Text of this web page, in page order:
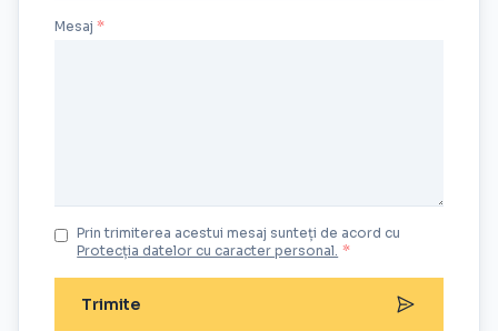
Mesaj
Prin trimiterea acestui mesaj sunteți de acord cu
Protecția datelor cu caracter personal. *
Trimite